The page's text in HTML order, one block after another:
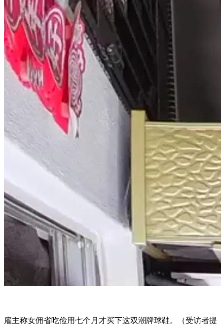
雇主称女佣省吃俭用七个月才买下这双潮牌球鞋。（受访者提